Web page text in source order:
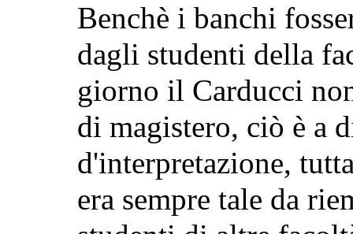
Benchè i banchi
dagli studenti della
giorno il Carducci
di magistero, ciò è a
d'interpretazione,
era sempre tale da